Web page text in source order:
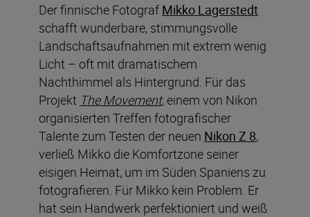
Der finnische Fotograf Mikko Lagerstedt
schafft wunderbare, stimmungsvolle
Landschaftsaufnahmen mit extrem wenig
Licht – oft mit dramatischem
Nachthimmel als Hintergrund. Für das
Projekt The Movement, einem von Nikon
organisierten Treffen fotografischer
Talente zum Testen der neuen Nikon Z 8,
verließ Mikko die Komfortzone seiner
eisigen Heimat, um im Süden Spaniens zu
fotografieren. Für Mikko kein Problem. Er
hat sein Handwerk perfektioniert und weiß